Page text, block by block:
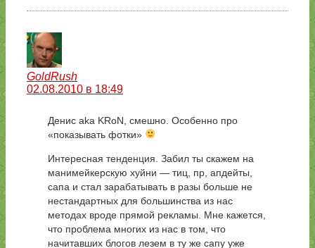
GoldRush
02.08.2010 в 18:49
Денис aka KRoN, смешно. Особенно про
«показывать фотки»
Интересная тенденция. Забил ты скажем на
манимейкерскую хуйни — тиц, пр, апдейты,
сапа и стал зарабатывать в разы больше не
нестандартных для большинства из нас
методах вроде прямой рекламы. Мне кажется,
что проблема многих из нас в том, что
начитавших блогов лезем в ту же сапу уже